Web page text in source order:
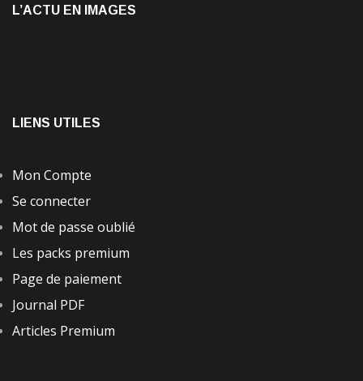
L’ACTU EN IMAGES
LIENS UTILES
Mon Compte
Se connecter
Mot de passe oublié
Les packs premium
Page de paiement
Journal PDF
Articles Premium